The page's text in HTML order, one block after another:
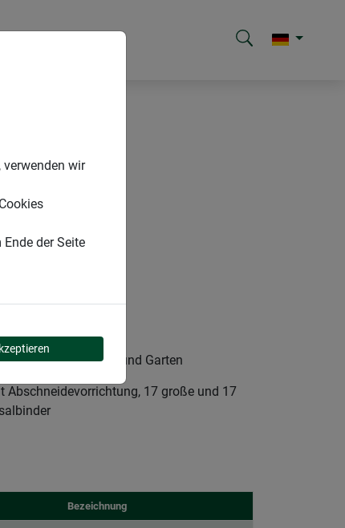
Pflanzen in Haus und Garten
Abschneidevorrichtung, 17 große und 17
Bezeichnung
wir
der Seite